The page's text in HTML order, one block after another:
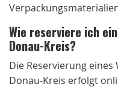
Wie reserviere ich
Donau-Kreis?
Die Reservierung
Donau-Kreis erfolgt